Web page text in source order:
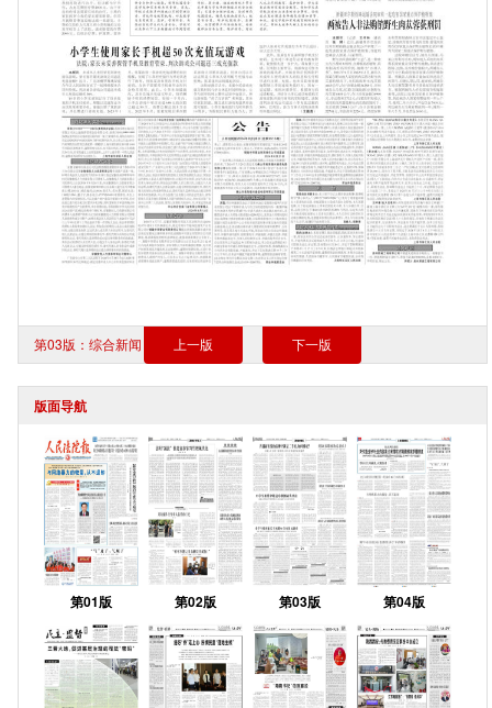
第03版：综合新闻 上一版 下一版
版面导航
第01版 第02版 第03版 第04版